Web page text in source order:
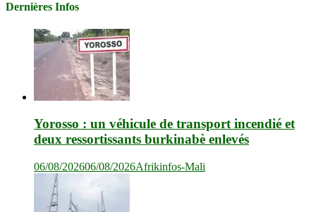
Dernières Infos
Yorosso : un véhicule de transport incendié et
deux ressortissants burkinabè enlevés
06/08/202606/08/2026Afrikinfos-Mali